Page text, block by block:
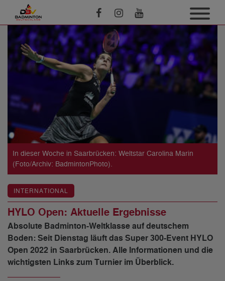
In dieser Woche in Saarbrücken: Weltstar Carolina Marin
(Foto/Archiv: BadmintonPhoto).
INTERNATIONAL
HYLO Open: Aktuelle Ergebnisse
Absolute Badminton-Weltklasse auf deutschem
Boden: Seit Dienstag läuft das Super 300-Event HYLO
Open 2022 in Saarbrücken. Alle Informationen und die
wichtigsten Links zum Turnier im Überblick.